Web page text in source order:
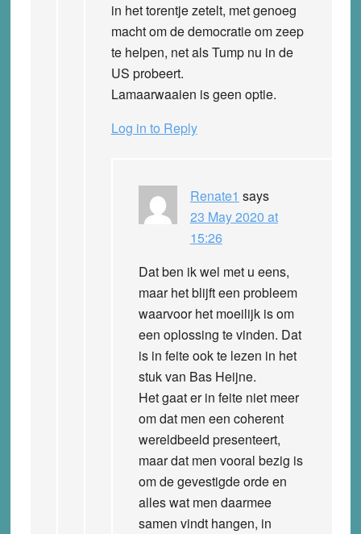
in het torentje zetelt, met genoeg
macht om de democratie om zeep
te helpen, net als Tump nu in de
US probeert.
Lamaarwaaien is geen optie.
Log in to Reply
Renate1 says
23 May 2020 at
15:26
Dat ben ik wel met u eens,
maar het blijft een probleem
waarvoor het moeilijk is om
een oplossing te vinden. Dat
is in feite ook te lezen in het
stuk van Bas Heijne.
Het gaat er in feite niet meer
om dat men een coherent
wereldbeeld presenteert,
maar dat men vooral bezig is
om de gevestigde orde en
alles wat men daarmee
samen vindt hangen, in